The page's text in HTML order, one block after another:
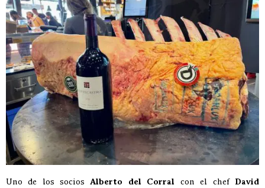
Uno de los socios Alberto del Corral con el chef David